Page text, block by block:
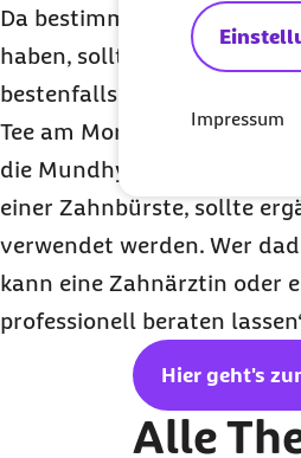
Impressum
Da bestimmte Lebensmittel
haben, sollte man dessen
bestenfalls vollständig
Tee am Morgen verzichten
die Mundhygiene legen.
einer Zahnbürste, sollte
verwendet werden. Wer
kann eine Zahnärztin oder
professionell beraten
Hier geht's
Alle